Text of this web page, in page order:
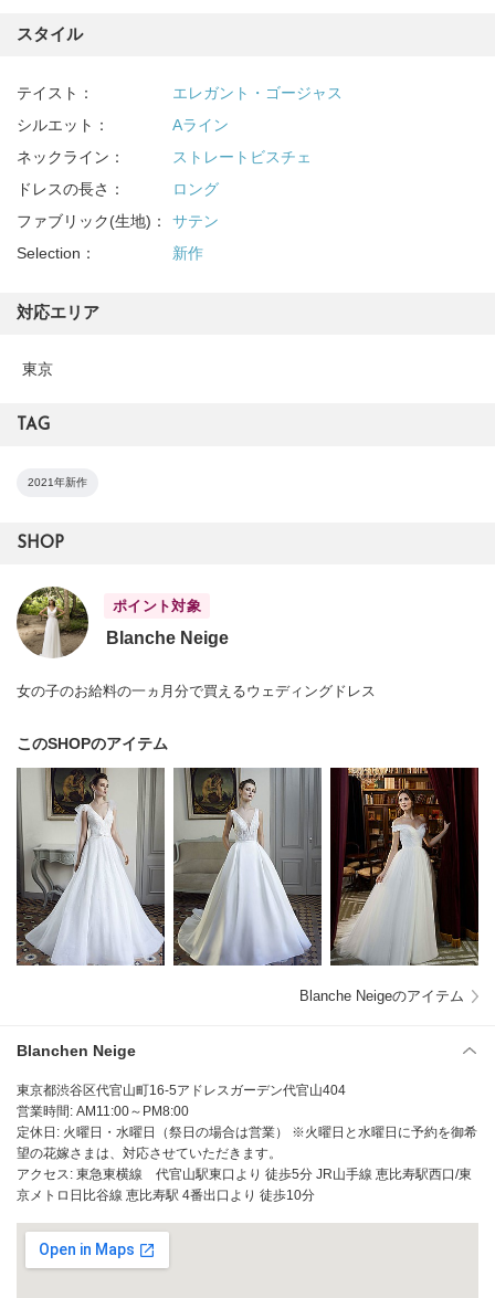
スタイル
テイスト：
エレガント・ゴージャス
シルエット：
Aライン
ネックライン：
ストレートビスチェ
ドレスの長さ：
ロング
ファブリック(生地)：
サテン
Selection：
新作
対応エリア
東京
TAG
2021年新作
SHOP
ポイント対象
Blanche Neige
女の子のお給料の一ヵ月分で買えるウェディングドレス
このSHOPのアイテム
Blanche Neigeのアイテム
Blanchen Neige
東京都渋谷区代官山町16-5アドレスガーデン代官山404
営業時間: AM11:00～PM8:00
定休日: 火曜日・水曜日（祭日の場合は営業） ※火曜日と水曜日に予約を御希
望の花嫁さまは、対応させていただきます。
アクセス: 東急東横線 代官山駅東口より 徒歩5分 JR山手線 恵比寿駅西口/東
京メトロ日比谷線 恵比寿駅 4番出口より 徒歩10分